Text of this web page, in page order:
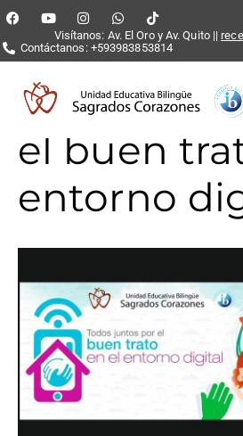
Visítanos: Av. El Oro y Av. Quito ||
Contáctanos: +593983853814
Todos
el buen
entorno